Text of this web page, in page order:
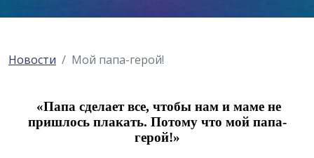
Новости Мой папа-герой!
«Папа сделает все, чтобы нам и маме не
пришлось плакать. Потому что мой папа-
герой!»